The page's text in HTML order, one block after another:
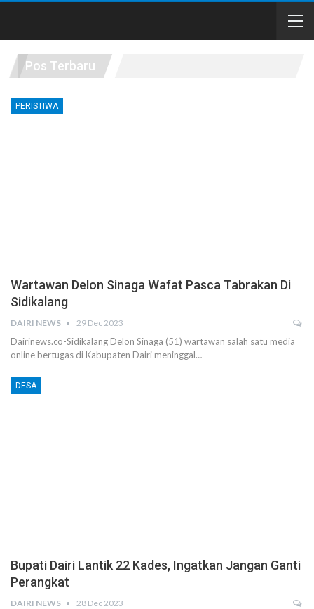
Pos Terbaru
PERISTIWA
Wartawan Delon Sinaga Wafat Pasca Tabrakan Di
Sidikalang
DAIRI NEWS 29 Dec 2023
Dairinews.co-Sidikalang Delon Sinaga (51) wartawan salah satu media
online bertugas di Kabupaten Dairi meninggal…
DESA
Bupati Dairi Lantik 22 Kades, Ingatkan Jangan Ganti
Perangkat
DAIRI NEWS 28 Dec 2023